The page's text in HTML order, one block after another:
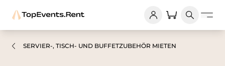
SERVIER-, TISCH- UND BUFFETZUBEHÖR MIETEN